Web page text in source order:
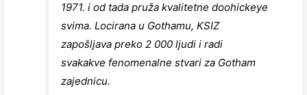
1971. i od tada pruža kvalitetne doohickeye
svima. Locirana u Gothamu, KSIZ
zapošljava preko 2 000 ljudi i radi
svakakve fenomenalne stvari za Gotham
zajednicu.